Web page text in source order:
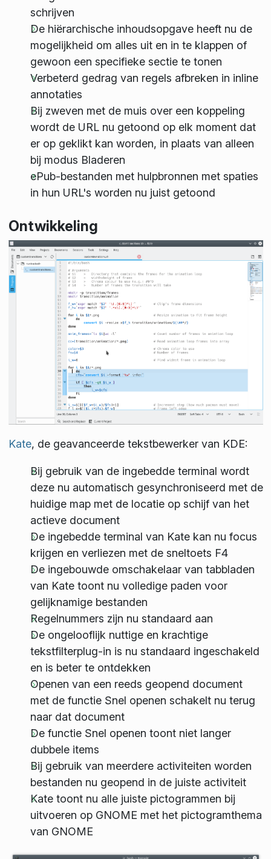
schrijven
De hiërarchische inhoudsopgave heeft nu de
mogelijkheid om alles uit en in te klappen of
gewoon een specifieke sectie te tonen
Verbeterd gedrag van regels afbreken in inline
annotaties
Bij zweven met de muis over een koppeling
wordt de URL nu getoond op elk moment dat
er op geklikt kan worden, in plaats van alleen
bij modus Bladeren
ePub-bestanden met hulpbronnen met spaties
in hun URL's worden nu juist getoond
Ontwikkeling
Kate, de geavanceerde tekstbewerker van KDE:
Bij gebruik van de ingebedde terminal wordt
deze nu automatisch gesynchroniseerd met de
huidige map met de locatie op schijf van het
actieve document
De ingebedde terminal van Kate kan nu focus
krijgen en verliezen met de sneltoets F4
De ingebouwde omschakelaar van tabbladen
van Kate toont nu volledige paden voor
gelijknamige bestanden
Regelnummers zijn nu standaard aan
De ongelooflijk nuttige en krachtige
tekstfilterplug-in is nu standaard ingeschakeld
en is beter te ontdekken
Openen van een reeds geopend document
met de functie Snel openen schakelt nu terug
naar dat document
De functie Snel openen toont niet langer
dubbele items
Bij gebruik van meerdere activiteiten worden
bestanden nu geopend in de juiste activiteit
Kate toont nu alle juiste pictogrammen bij
uitvoeren op GNOME met het pictogramthema
van GNOME